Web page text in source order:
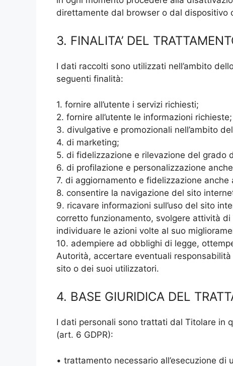
direttamente dal browser o dal dispositivo
3. FINALITA’ DEL
I dati raccolti sono utilizzati nell’ambito
seguenti finalità:
1. fornire all’utente i servizi richiesti;
2. fornire all’utente le informazioni richieste;
3. divulgative e promozionali nell’ambito
4. di marketing;
5. di fidelizzazione e rilevazione del grado
6. di profilazione e personalizzazione
7. di aggiornamento e fidelizzazione anche
8. consentire la navigazione del sito
9. ricavare informazioni sull’uso del sito
corretto funzionamento, svolgere attività
individuare le azioni volte al suo
10. adempiere ad obblighi di legge,
Autorità, accertare eventuali
sito o dei suoi utilizzatori.
4. BASE GIURIDICA DEL
I dati personali sono trattati dal Titolare in
(art. 6 GDPR):
• trattamento necessario all’esecuzione